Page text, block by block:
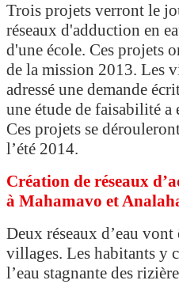
Trois projets verront le
réseaux d'adduction en
d'une école. Ces projets
de la mission 2013. Les
adressé une demande
une étude de faisabilité a
Ces projets se
l’été 2014.
Création de réseaux
à Mahamavo et
Deux réseaux d’eau vont
villages. Les habitants y
l’eau stagnante des